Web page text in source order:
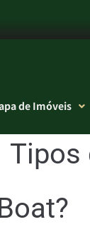
de Imóveis
Tipos